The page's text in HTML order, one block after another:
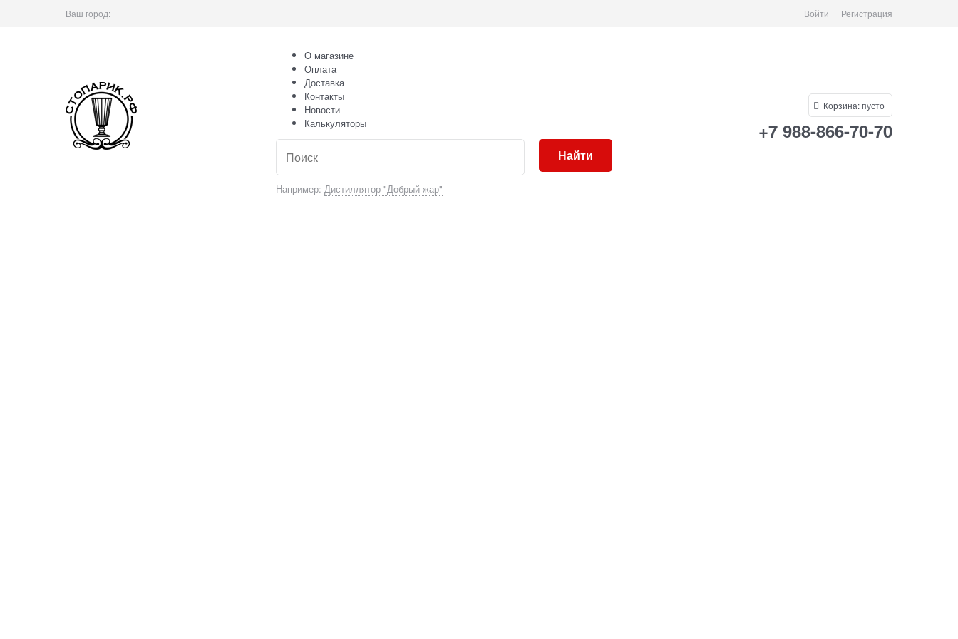
Ваш город: Войти Регистрация
О магазине
Оплата
Доставка
Контакты
Новости
Калькуляторы
Например: Дистиллятор "Добрый жар"
Найти
Корзина:пусто
+7 988-866-70-70